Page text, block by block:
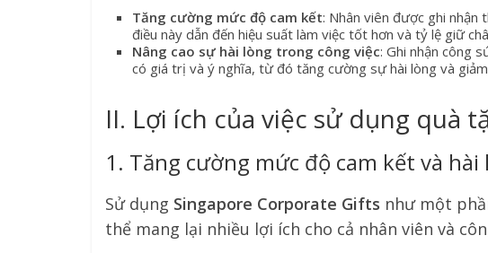
Tăng cường mức độ cam kết: Nhân viên được ghi
điều này dẫn đến hiệu suất làm việc tốt hơn và tỷ lệ giữ
Nâng cao sự hài lòng trong công việc: Ghi nhận công
có giá trị và ý nghĩa, từ đó tăng cường sự hài lòng và
II. Lợi ích của việc sử dụng quà
1. Tăng cường mức độ cam kết và
Sử dụng Singapore Corporate Gifts như một
thể mang lại nhiều lợi ích cho cả nhân viên và